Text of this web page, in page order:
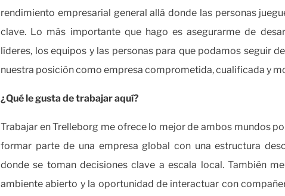
rendimiento empresarial general allá donde las personas
clave. Lo más importante que hago es asegurarme de
líderes, los equipos y las personas para que podamos seguir
nuestra posición como empresa comprometida, cualificada y
¿Qué le gusta de trabajar aquí?
Trabajar en Trelleborg me ofrece lo mejor de ambos mundos
formar parte de una empresa global con una estructura
donde se toman decisiones clave a escala local. También
ambiente abierto y la oportunidad de interactuar con